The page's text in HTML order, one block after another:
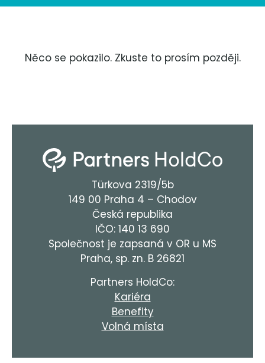
Něco se pokazilo. Zkuste to prosím později.
Türkova 2319/5b
149 00 Praha 4 – Chodov
Česká republika
IČO: 140 13 690
Společnost je zapsaná v OR u MS
Praha, sp. zn. B 26821
Partners HoldCo:
Kariéra
Benefity
Volná místa